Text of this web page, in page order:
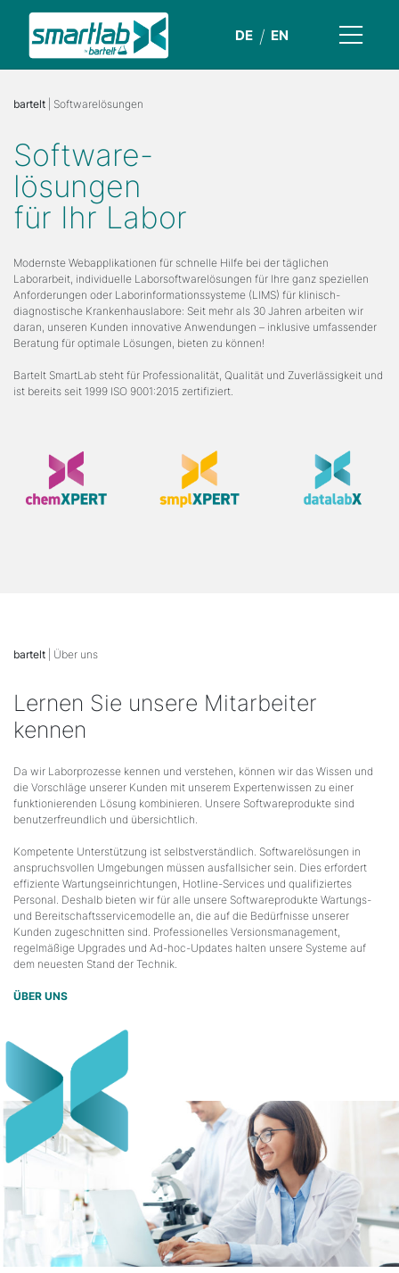
DE EN
bartelt | Softwarelösungen
Software-
lösungen
für Ihr Labor
Modernste Webapplikationen für schnelle Hilfe bei der täglichen
Laborarbeit, individuelle Laborsoftwarelösungen für Ihre ganz speziellen
Anforderungen oder Laborinformationssysteme (LIMS) für klinisch-
diagnostische Krankenhauslabore: Seit mehr als 30 Jahren arbeiten wir
daran, unseren Kunden innovative Anwendungen – inklusive umfassender
Beratung für optimale Lösungen, bieten zu können!
Bartelt SmartLab steht für Professionalität, Qualität und Zuverlässigkeit und
ist bereits seit 1999 ISO 9001:2015 zertifiziert.
bartelt | Über uns
Lernen Sie unsere Mitarbeiter
kennen
Da wir Laborprozesse kennen und verstehen, können wir das Wissen und
die Vorschläge unserer Kunden mit unserem Expertenwissen zu einer
funktionierenden Lösung kombinieren. Unsere Softwareprodukte sind
benutzerfreundlich und übersichtlich.
Kompetente Unterstützung ist selbstverständlich. Softwarelösungen in
anspruchsvollen Umgebungen müssen ausfallsicher sein. Dies erfordert
effiziente Wartungseinrichtungen, Hotline-Services und qualifiziertes
Personal. Deshalb bieten wir für alle unsere Softwareprodukte Wartungs-
und Bereitschaftsservicemodelle an, die auf die Bedürfnisse unserer
Kunden zugeschnitten sind. Professionelles Versionsmanagement,
regelmäßige Upgrades und Ad-hoc-Updates halten unsere Systeme auf
dem neuesten Stand der Technik.
ÜBER UNS